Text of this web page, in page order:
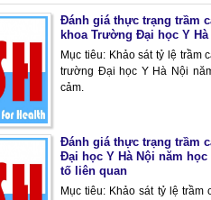
Đánh giá thực trạng trầm
khoa Trường Đại học Y
Mục tiêu: Khảo sát tỷ lệ trầm
trường Đại học Y Hà Nội
cảm.
Đánh giá thực trạng trầm
Đại học Y Hà Nội năm học
tố liên quan
Mục tiêu: Khảo sát tỷ lệ